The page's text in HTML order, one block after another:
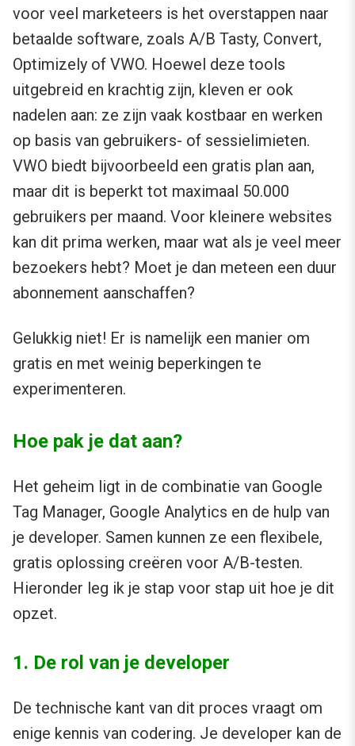
voor veel marketeers is het overstappen naar
betaalde software, zoals A/B Tasty, Convert,
Optimizely of VWO. Hoewel deze tools
uitgebreid en krachtig zijn, kleven er ook
nadelen aan: ze zijn vaak kostbaar en werken
op basis van gebruikers- of sessielimieten.
VWO biedt bijvoorbeeld een gratis plan aan,
maar dit is beperkt tot maximaal 50.000
gebruikers per maand. Voor kleinere websites
kan dit prima werken, maar wat als je veel meer
bezoekers hebt? Moet je dan meteen een duur
abonnement aanschaffen?
Gelukkig niet! Er is namelijk een manier om
gratis en met weinig beperkingen te
experimenteren.
Hoe pak je dat aan?
Het geheim ligt in de combinatie van Google
Tag Manager, Google Analytics en de hulp van
je developer. Samen kunnen ze een flexibele,
gratis oplossing creëren voor A/B-testen.
Hieronder leg ik je stap voor stap uit hoe je dit
opzet.
1. De rol van je developer
De technische kant van dit proces vraagt om
enige kennis van codering. Je developer kan de